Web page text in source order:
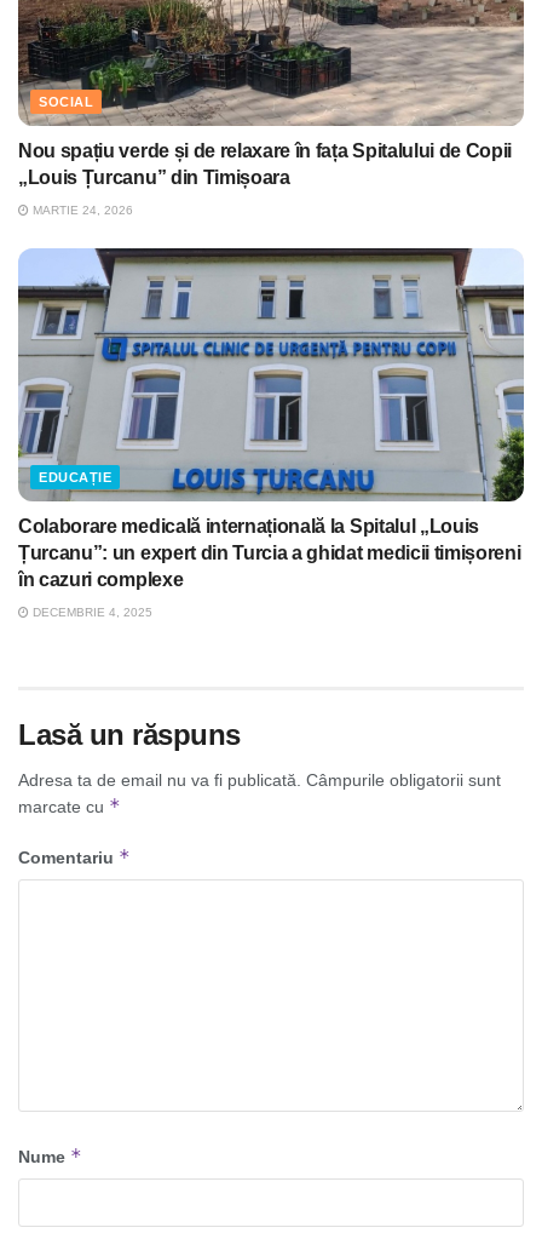
SOCIAL
Nou spațiu verde și de relaxare în fața Spitalului de Copii
„Louis Țurcanu” din Timișoara
MARTIE 24, 2026
EDUCAȚIE
Colaborare medicală internațională la Spitalul „Louis
Țurcanu”: un expert din Turcia a ghidat medicii timișoreni
în cazuri complexe
DECEMBRIE 4, 2025
Lasă un răspuns
Adresa ta de email nu va fi publicată. Câmpurile obligatorii sunt
marcate cu *
Comentariu *
Nume *